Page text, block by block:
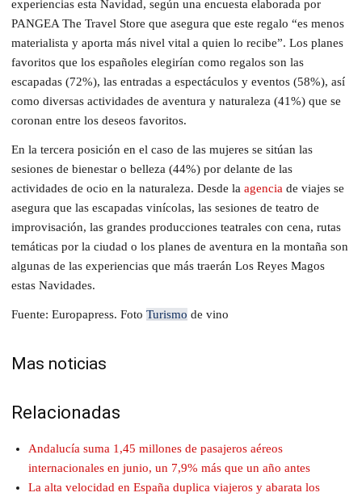
experiencias esta Navidad, según una encuesta elaborada por
PANGEA The Travel Store que asegura que este regalo “es menos
materialista y aporta más nivel vital a quien lo recibe”. Los planes
favoritos que los españoles elegirían como regalos son las
escapadas (72%), las entradas a espectáculos y eventos (58%), así
como diversas actividades de aventura y naturaleza (41%) que se
coronan entre los deseos favoritos.
En la tercera posición en el caso de las mujeres se sitúan las
sesiones de bienestar o belleza (44%) por delante de las
actividades de ocio en la naturaleza. Desde la agencia de viajes se
asegura que las escapadas vinícolas, las sesiones de teatro de
improvisación, las grandes producciones teatrales con cena, rutas
temáticas por la ciudad o los planes de aventura en la montaña son
algunas de las experiencias que más traerán Los Reyes Magos
estas Navidades.
Fuente: Europapress. Foto Turismo de vino
Mas noticias
Relacionadas
Andalucía suma 1,45 millones de pasajeros aéreos
internacionales en junio, un 7,9% más que un año antes
La alta velocidad en España duplica viajeros y abarata los